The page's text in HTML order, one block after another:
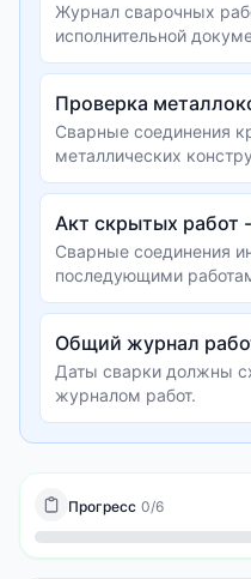
Журнал сварочных
исполнительной
Проверка
Сварные соединения
металлических
Акт скрытых работ
Сварные соединения
последующими
Общий журнал
Даты сварки должны
журналом работ.
Прогресс 0/6